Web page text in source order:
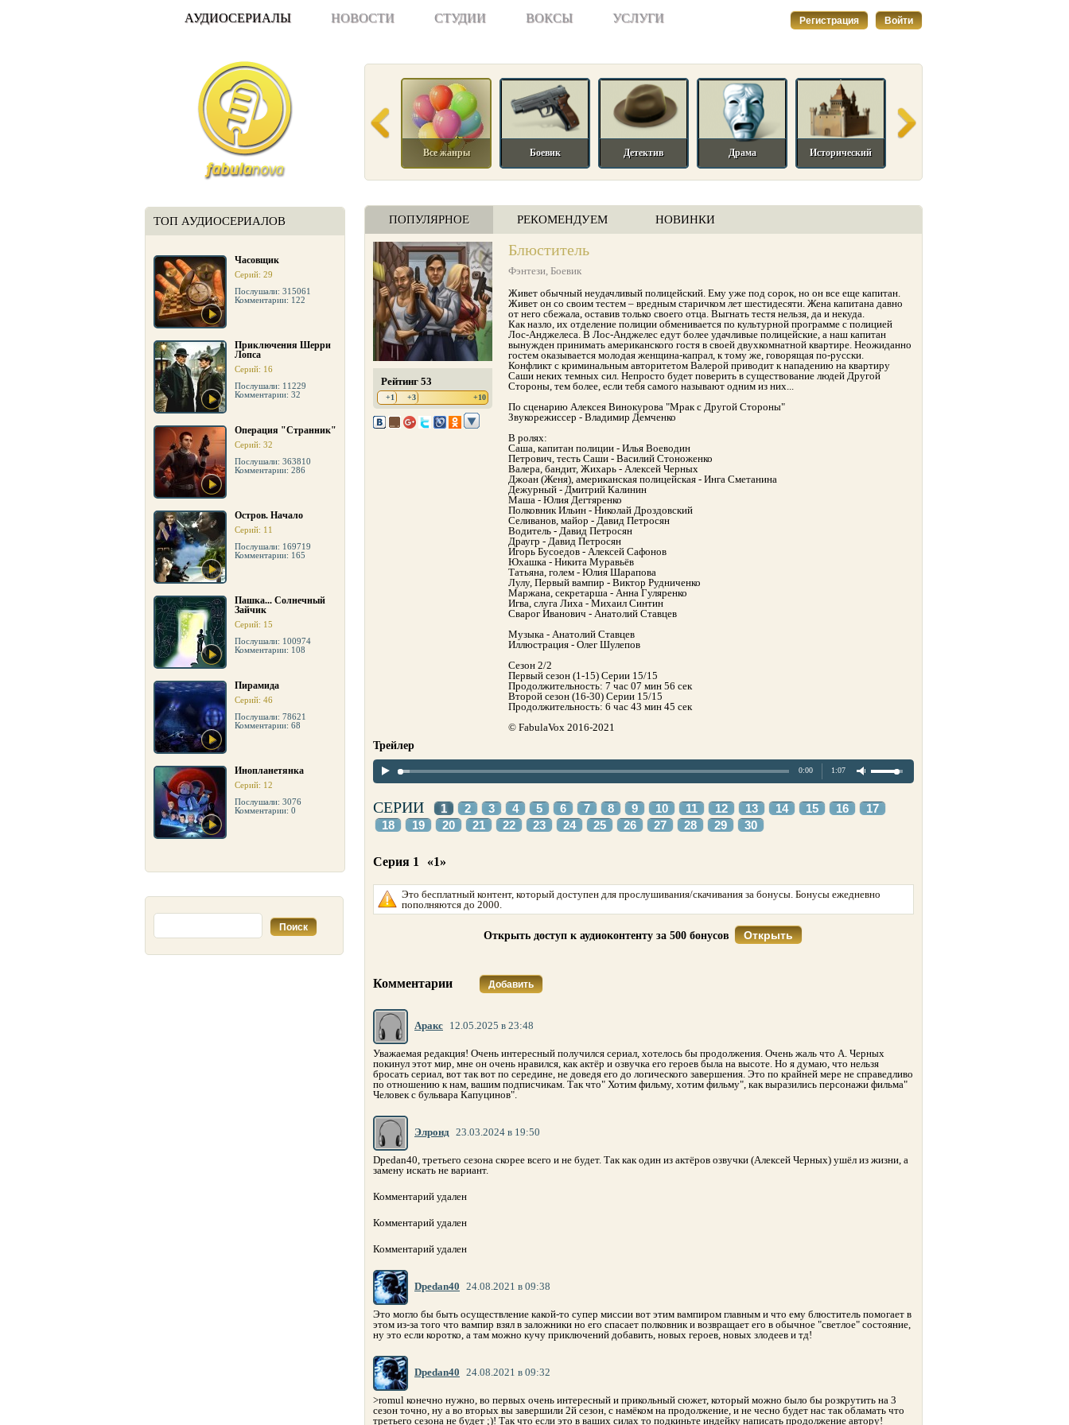
АУДИОСЕРИАЛЫ НОВОСТИ СТУДИИ ВОКСЫ УСЛУГИ Регистрация Войти
ТОП АУДИОСЕРИАЛОВ
Часовщик
Серий: 29
Послушали: 315061
Комментарии: 122
Приключения Шерри
Лопса
Серий: 16
Послушали: 11229
Комментарии: 32
Операция "Странник"
Серий: 32
Послушали: 363810
Комментарии: 286
Остров. Начало
Серий: 11
Послушали: 169719
Комментарии: 165
Пашка... Солнечный
Зайчик
Серий: 15
Послушали: 100974
Комментарии: 108
Пирамида
Серий: 46
Послушали: 78621
Комментарии: 68
Инопланетянка
Серий: 12
Послушали: 3076
Комментарии: 0
Все жанры Боевик Детектив Драма Исторический
ПОПУЛЯРНОЕ РЕКОМЕНДУЕМ НОВИНКИ
Рейтинг 53
+1 +3 +10
Блюститель
Фэнтези, Боевик
Живет обычный неудачливый полицейский. Ему уже под сорок, но он все еще капитан.
Живет он со своим тестем – вредным старичком лет шестидесяти. Жена капитана давно
от него сбежала, оставив только своего отца. Выгнать тестя нельзя, да и некуда.
Как назло, их отделение полиции обменивается по культурной программе с полицией
Лос-Анджелеса. В Лос-Анджелес едут более удачливые полицейские, а наш капитан
вынужден принимать американского гостя в своей двухкомнатной квартире. Неожиданно
гостем оказывается молодая женщина-капрал, к тому же, говорящая по-русски.
Конфликт с криминальным авторитетом Валерой приводит к нападению на квартиру
Саши неких темных сил. Непросто будет поверить в существование людей Другой
Стороны, тем более, если тебя самого называют одним из них...
По сценарию Алексея Винокурова "Мрак с Другой Стороны"
Звукорежиссер - Владимир Демченко
В ролях:
Саша, капитан полиции - Илья Воеводин
Петрович, тесть Саши - Василий Стоноженко
Валера, бандит, Жихарь - Алексей Черных
Джоан (Женя), американская полицейская - Инга Сметанина
Дежурный - Дмитрий Калинин
Маша - Юлия Дегтяренко
Полковник Ильин - Николай Дроздовский
Селиванов, майор - Давид Петросян
Водитель - Давид Петросян
Драугр - Давид Петросян
Игорь Бусоедов - Алексей Сафонов
Юхашка - Никита Муравьёв
Татьяна, голем - Юлия Шарапова
Лулу, Первый вампир - Виктор Рудниченко
Маржана, секретарша - Анна Гуляренко
Игва, слуга Лиха - Михаил Синтин
Сварог Иванович - Анатолий Ставцев
Музыка - Анатолий Ставцев
Иллюстрация - Олег Шулепов
Сезон 2/2
Первый сезон (1-15) Серии 15/15
Продолжительность: 7 час 07 мин 56 сек
Второй сезон (16-30) Серии 15/15
Продолжительность: 6 час 43 мин 45 сек
© FabulaVox 2016-2021
Трейлер
0:00 1:07
СЕРИИ 1 2 3 4 5 6 7 8 9 10 11 12 13 14 15 16
17
18
19 20 21 22 23 24 25 26 27 28 29 30
Серия 1 «1»
Это бесплатный контент, который доступен для прослушивания/скачивания за бонусы. Бонусы ежедневно
пополняются до 2000.
Открыть доступ к аудиоконтенту за 500 бонусов Открыть
Комментарии Добавить
Аракс 12.05.2025 в 23:48
Уважаемая редакция! Очень интересный получился сериал, хотелось бы продолжения. Очень жаль что А. Черных
покинул этот мир, мне он очень нравился, как актёр и озвучка его героев была на высоте. Но я думаю, что нельзя
бросать сериал, вот так вот по середине, не доведя его до логического завершения. Это по крайней мере не справедливо
по отношению к нам, вашим подписчикам. Так что" Хотим фильму, хотим фильму", как выразились персонажи фильма"
Человек с бульвара Капуцинов".
Элронд 23.03.2024 в 19:50
Dpedan40, третьего сезона скорее всего и не будет. Так как один из актёров озвучки (Алексей Черных) ушёл из жизни, а
замену искать не вариант.
Комментарий удален
Комментарий удален
Комментарий удален
Dpedan40 24.08.2021 в 09:38
Это могло бы быть осуществление какой-то супер миссии вот этим вампиром главным и что ему блюститель помогает в
этом из-за того что вампир взял в заложники но его спасает полковник и возвращает его в обычное "светлое" состояние,
ну это если коротко, а там можно кучу приключений добавить, новых героев, новых злодеев и тд!
Dpedan40 24.08.2021 в 09:32
>romul конечно нужно, во первых очень интересный и прикольный сюжет, который можно было бы розкрутить на 3
сезон точно, ну а во вторых вы завершили 2й сезон, с намёком на продолжение, и не чесно будет нас так обламать что
третьего сезона не будет ;)! Так что если это в ваших силах то подкиньте индейку написать продолжение автору!